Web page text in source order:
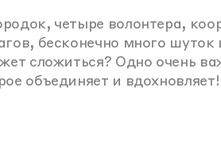
четыре волонтера,
бесконечно много шуток
сложиться? Одно очень
объединяет и вдохновляет!